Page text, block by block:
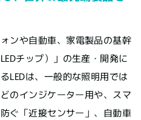
ンや自動車、家電製品の基幹
チップ）」の生産・開発に
LEDは、一般的な照明用では
のインジケーター用や、スマ
ぐ「近接センサー」、自動車